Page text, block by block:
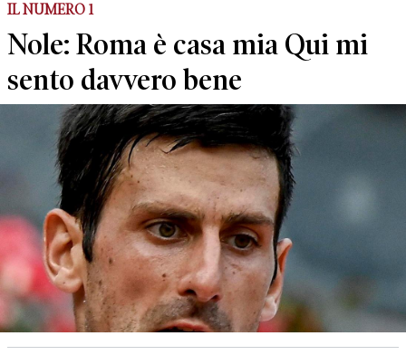
IL NUMERO 1
Nole: Roma è casa mia Qui mi
sento davvero bene